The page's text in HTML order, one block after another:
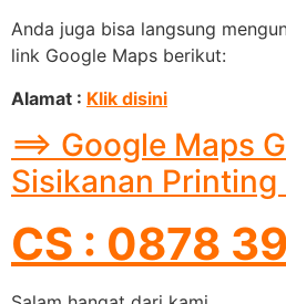
Anda juga bisa langsung
link Google Maps berikut:
Alamat : Klik disini
==> Google Maps
Sisikanan Printing
CS : 0878